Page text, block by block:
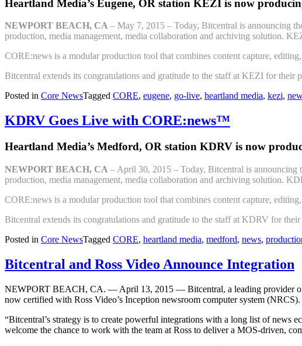
Heartland Media’s Eugene, OR station KEZI is now
NEWPORT BEACH, CA – May 7, 2015 – Today, Bitcentral is announcing
production, media management, media collaboration and archiving solution.
CORE:news is a modular production tool that combines content capture,
Bitcentral extends its congratulations and gratitude to the staff at KEZI for their
Posted in Core NewsTagged CORE, eugene, go-live, heartland media, kezi,
KDRV Goes Live with CORE:news™
Heartland Media’s Medford, OR station KDRV is now
NEWPORT BEACH, CA – April 30, 2015 – Today, Bitcentral is
production, media management, media collaboration and archiving solution.
CORE:news is a modular production tool that combines content capture,
Bitcentral extends its congratulations and gratitude to the staff at KDRV for
Posted in Core NewsTagged CORE, heartland media, medford, news,
Bitcentral and Ross Video Announce Integration
NEWPORT BEACH, CA. — April 13, 2015 — Bitcentral, a leading provider of
now certified with Ross Video’s Inception newsroom computer system
“Bitcentral’s strategy is to create powerful integrations with a long list of news
welcome the chance to work with the team at Ross to deliver a MOS-driven,